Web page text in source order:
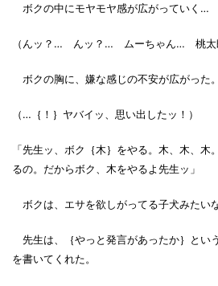
ボクの中にモヤモヤ感が広がっていく…
（んッ？… んッ？… ムーちゃん… 桃太
ボクの胸に、嫌な感じの不安が広がった。
（…｛！｝ヤバイッ、思い出したッ！）
「先生ッ、ボク｛木｝をやる。木、木、
るの。だからボク、木をやるよ先生ッ」
ボクは、エサを欲しがってる子犬みたい
先生は、｛やっと発言があったか｝とい
を書いてくれた。